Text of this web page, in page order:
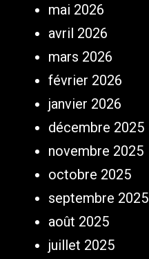
mai 2026
avril 2026
mars 2026
février 2026
janvier 2026
décembre 2025
novembre 2025
octobre 2025
septembre 2025
août 2025
juillet 2025